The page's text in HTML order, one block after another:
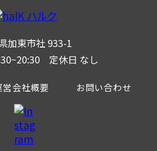
加東市社 933-1
定休日 なし
営会社概要 お問い合わせ